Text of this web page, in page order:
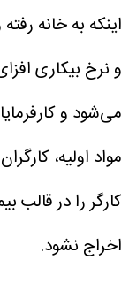
اینکه به خانه
و نرخ بیکاری
می‌شود و
مواد اولیه،
کارگر را در قالب
اخراج نشود.